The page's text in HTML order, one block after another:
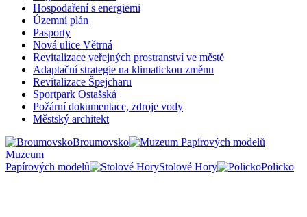
Hospodaření s energiemi
Územní plán
Pasporty
Nová ulice Větrná
Revitalizace veřejných prostranství ve městě
Adaptační strategie na klimatickou změnu
Revitalizace Špejcharu
Sportpark Ostašská
Požární dokumentace, zdroje vody
Městský architekt
Broumovsko
Muzeum
Papírových modelů
Stolové Hory Policko